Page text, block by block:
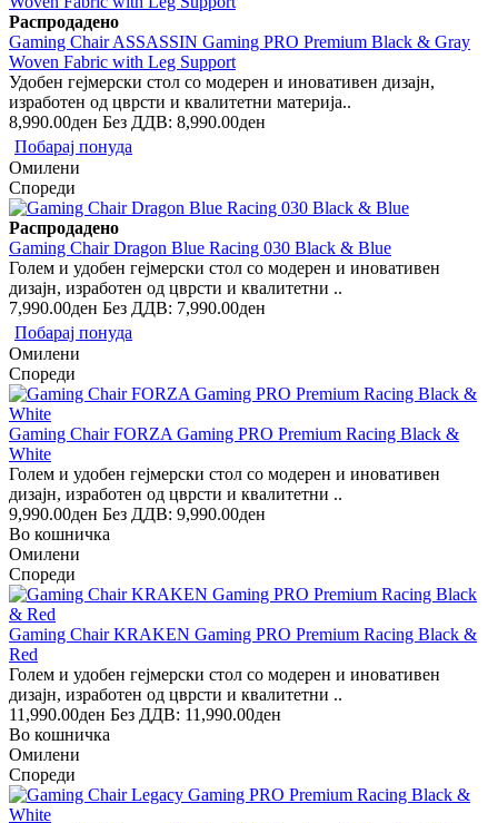
Распродадено
Gaming Chair ASSASSIN Gaming PRO Premium Black & Gray
Woven Fabric with Leg Support
Удобен гејмерски стол со модерен и иновативен дизајн,
изработен од цврсти и квалитетни материја..
8,990.00ден Без ДДВ: 8,990.00ден
Побарај понуда
Омилени
Спореди
Распродадено
Gaming Chair Dragon Blue Racing 030 Black & Blue
Голем и удобен гејмерски стол со модерен и иновативен
дизајн, изработен од цврсти и квалитетни ..
7,990.00ден Без ДДВ: 7,990.00ден
Побарај понуда
Омилени
Спореди
Gaming Chair FORZA Gaming PRO Premium Racing Black &
White
Голем и удобен гејмерски стол со модерен и иновативен
дизајн, изработен од цврсти и квалитетни ..
9,990.00ден Без ДДВ: 9,990.00ден
Во кошничка
Омилени
Спореди
Gaming Chair KRAKEN Gaming PRO Premium Racing Black &
Red
Голем и удобен гејмерски стол со модерен и иновативен
дизајн, изработен од цврсти и квалитетни ..
11,990.00ден Без ДДВ: 11,990.00ден
Во кошничка
Омилени
Спореди